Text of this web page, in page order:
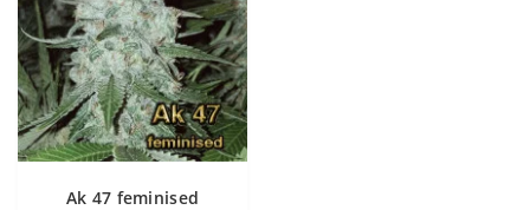
Ak 47 feminised